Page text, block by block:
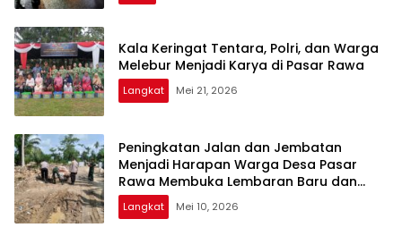
Kala Keringat Tentara, Polri, dan Warga
Melebur Menjadi Karya di Pasar Rawa
Langkat Mei 21, 2026
Peningkatan Jalan dan Jembatan
Menjadi Harapan Warga Desa Pasar
Rawa Membuka Lembaran Baru dan
Rezeki Baru
Langkat Mei 10, 2026